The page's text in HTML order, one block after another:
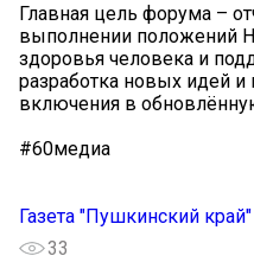
Главная цель форума –
выполнении положений
здоровья человека и
разработка новых идей
включения в
#60медиа
Газета "Пушкинский край"
33